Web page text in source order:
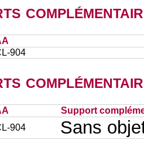
904
Support
904
Sans